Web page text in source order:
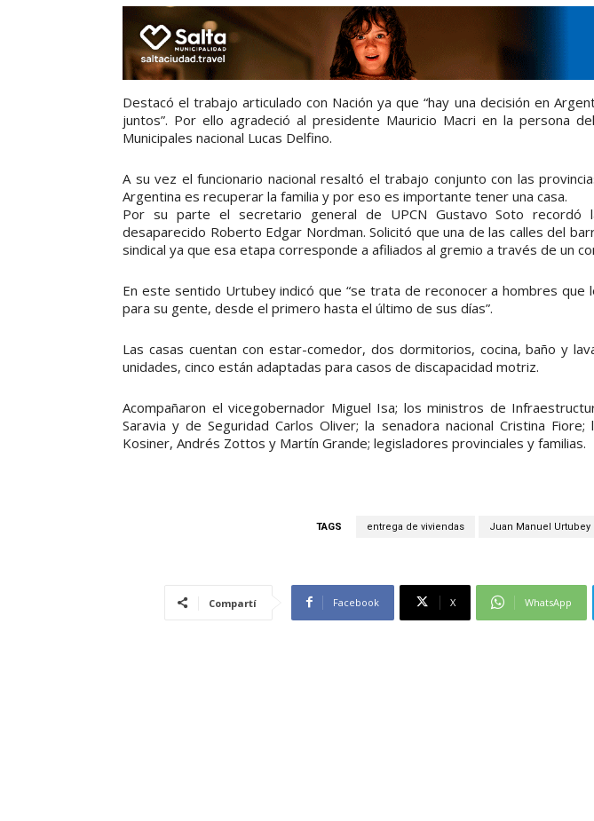
Destacó el trabajo articulado con Nación ya que “hay una decisión en
juntos”. Por ello agradeció al presidente Mauricio Macri en la persona
Municipales nacional Lucas Delfino.
A su vez el funcionario nacional resaltó el trabajo conjunto con las
Argentina es recuperar la familia y por eso es importante tener una casa.
Por su parte el secretario general de UPCN Gustavo Soto
desaparecido Roberto Edgar Nordman. Solicitó que una de las calles del
sindical ya que esa etapa corresponde a afiliados al gremio a través de un
En este sentido Urtubey indicó que “se trata de reconocer a hombres que
para su gente, desde el primero hasta el último de sus días”.
Las casas cuentan con estar-comedor, dos dormitorios, cocina, baño y
unidades, cinco están adaptadas para casos de discapacidad motriz.
Acompañaron el vicegobernador Miguel Isa; los ministros de
Saravia y de Seguridad Carlos Oliver; la senadora nacional Cristina
Kosiner, Andrés Zottos y Martín Grande; legisladores provinciales y familias.
TAGS entrega de viviendas Juan Manuel Urtubey
Compartí Facebook X WhatsApp